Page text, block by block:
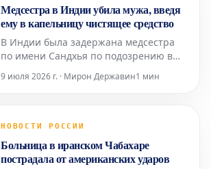
сезон этого цикла, который я считаю
абсолютны
Медсестра в Индии убила мужа, введя
ему в капельницу чистящее средство
В Индии была задержана медсестра
по имени Сандхья по подозрению в
данным следствия, причиной
мужем Прашантом, вызванные
Сообщается, что Сандхья и её
любовник Анил изначально
9 июля 2026 г. · Мирон Державин1 мин
НОВОСТИ РОССИИ
Больница в иранском Чабахаре
пострадала от американских ударов